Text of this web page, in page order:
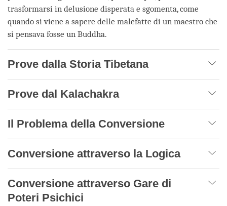
trasformarsi in delusione disperata e sgomenta, come
quando si viene a sapere delle malefatte di un maestro che
si pensava fosse un Buddha.
Prove dalla Storia Tibetana
Prove dal Kalachakra
Il Problema della Conversione
Conversione attraverso la Logica
Conversione attraverso Gare di
Poteri Psichici